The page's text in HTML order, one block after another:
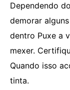
Dependendo
demorar
dentro Puxe a
mexer.
Quando isso
tinta.